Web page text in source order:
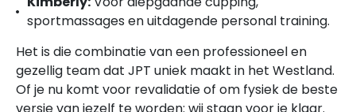
sportmassages en uitdagende personal training.
Het is die combinatie van een professioneel en
gezellig team dat JPT uniek maakt in het Westland.
Of je nu komt voor revalidatie of om fysiek de beste
versie van jezelf te worden: wij staan voor je klaar.